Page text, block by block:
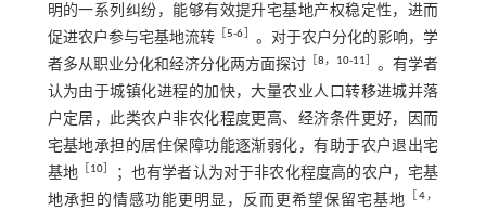
明的一系列纠纷，能够有效提升宅基地产权稳定性，进而
促进农户参与宅基地流转 ［5⁃6
。对于农户分化的影响，学
者多从职业分化和经济分化两方面探讨 ［8， 10⁃11
。有学者
认为由于城镇化进程的加快，大量农业人口转移进城并落
户定居，此类农户非农化程度更高、经济条件更好，因而
宅基地承担的居住保障功能逐渐弱化，有助于农户退出宅
基地
10
；也有学者认为对于非农化程度高的农户，宅基
地承担的情感功能更明显，反而更希望保留宅基地
［4，